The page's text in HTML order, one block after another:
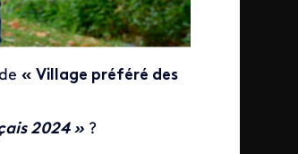
« Village préféré des
2024 »?